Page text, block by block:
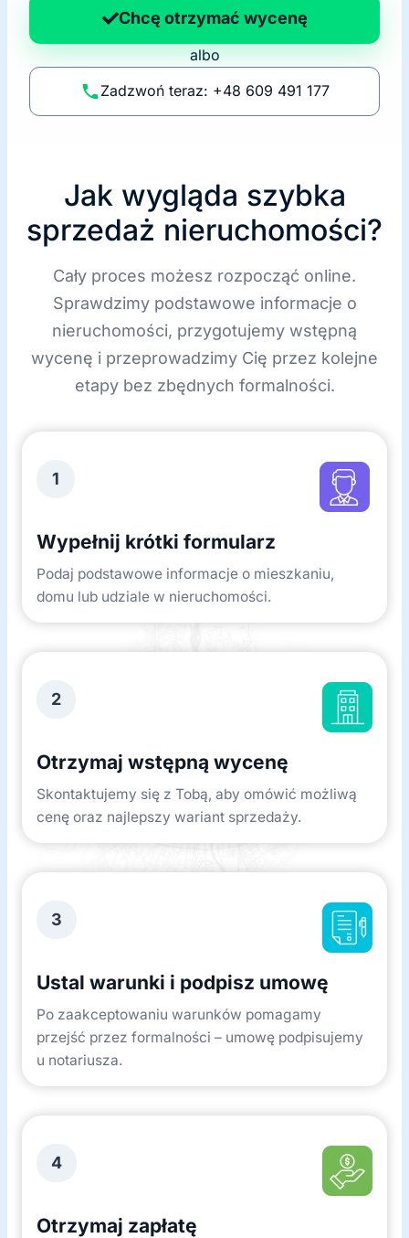
p
li
t
Chcę otrzymać wycenę
albo
Zadzwoń teraz: +48 609 491 177
Jak wygląda szybka
sprzedaż nieruchomości?
Cały proces możesz rozpocząć online.
Sprawdzimy podstawowe informacje o
nieruchomości, przygotujemy wstępną
wycenę i przeprowadzimy Cię przez kolejne
etapy bez zbędnych formalności.
1
Wypełnij krótki formularz
Podaj podstawowe informacje o mieszkaniu,
domu lub udziale w nieruchomości.
2
Otrzymaj wstępną wycenę
Skontaktujemy się z Tobą, aby omówić możliwą
cenę oraz najlepszy wariant sprzedaży.
3
Ustal warunki i podpisz umowę
Po zaakceptowaniu warunków pomagamy
przejść przez formalności – umowę podpisujemy
u notariusza.
4
Otrzymaj zapłatę